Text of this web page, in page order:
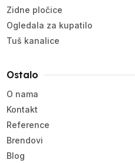
Zidne pločice
Ogledala za kupatilo
Tuš kanalice
Ostalo
O nama
Kontakt
Reference
Brendovi
Blog